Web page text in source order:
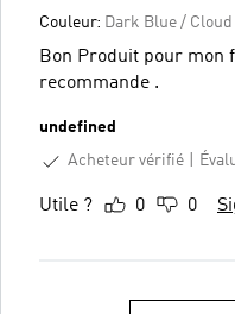
Couleur: Dark Blue /
Bon Produit pour mon
recommande .
undefined
Acheteur vérifié
Utile ? 0 0